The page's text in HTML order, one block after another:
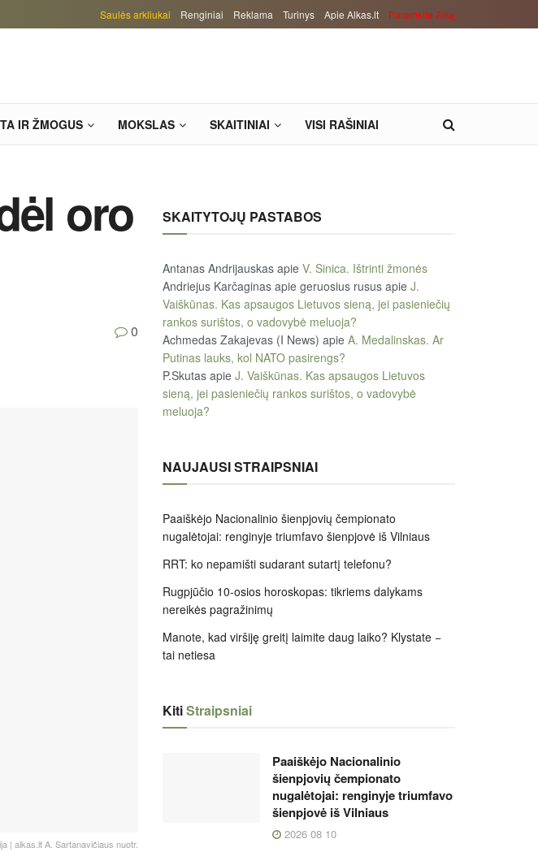
Saulės arkliukai Renginiai Reklama Turinys Apie Alkas.lt Paremkite Alką
IR ŽMOGUS MOKSLAS SKAITINIAI VISI RAŠINIAI
oro
0
| alkas.lt A. Sartanavičiaus nuotr.
SKAITYTOJŲ PASTABOS
Antanas Andrijauskas apie V. Sinica. Ištrinti žmonės
Andriejus Karčaginas apie geruosius rusus apie J.
Vaiškūnas. Kas apsaugos Lietuvos sieną, jei pasieniečių
rankos surištos, o vadovybė meluoja?
Achmedas Zakajevas (I News) apie A. Medalinskas. Ar
Putinas lauks, kol NATO pasirengs?
P.Skutas apie J. Vaiškūnas. Kas apsaugos Lietuvos
sieną, jei pasieniečių rankos surištos, o vadovybė
meluoja?
NAUJAUSI STRAIPSNIAI
Paaiškėjo Nacionalinio šienpjovių čempionato
nugalėtojai: renginyje triumfavo šienpjovė iš Vilniaus
RRT: ko nepamišti sudarant sutartį telefonu?
Rugpjūčio 10-osios horoskopas: tikriems dalykams
nereikės pagražinimų
Manote, kad viršiję greitį laimite daug laiko? Klystate −
tai netiesa
KitiStraipsniai
Paaiškėjo Nacionalinio
šienpjovių čempionato
nugalėtojai: renginyje triumfavo
šienpjovė iš Vilniaus
2026 08 10